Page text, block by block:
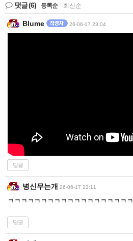
댓글(6) 등록순 최신순
Blume 26-06-17 23:04
답글
병신무는개 26-06-17 23:11
ㅋㅋㅋㅋㅋㅋㅋㅋㅋㅋㅋㅋㅋㅋㅋㅋㅋㅋㅋ
답글